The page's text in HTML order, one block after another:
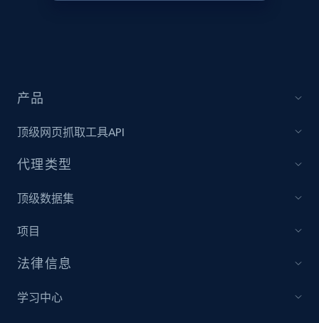
Amazon products global dataset
Title, Seller name, Brand, Description, Initial
price, Currency, Availability, Reviews count, and
more.
2.1K+
Amazon products global dataset - Collects
Title, Seller name, Brand, Description, Initial
产品
顶级网页抓取工具API
代理类型
顶级数据集
项目
法律信息
学习中心